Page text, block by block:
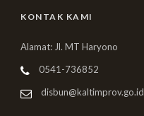
KONTAK KAMI
Alamat: Jl. MT Haryono
0541-736852
disbun@kaltimprov.go.id